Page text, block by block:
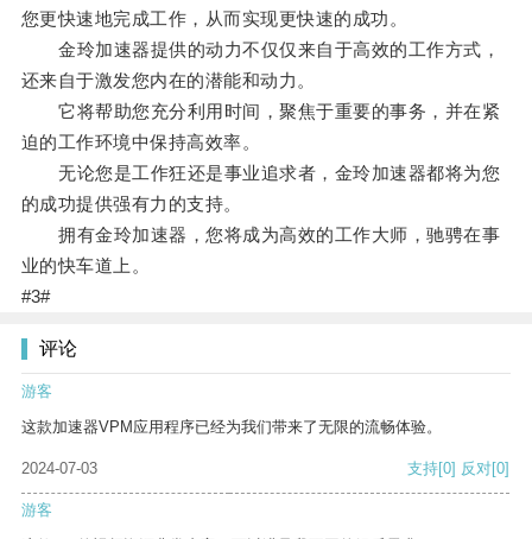
您更快速地完成工作，从而实现更快速的成功。
金玲加速器提供的动力不仅仅来自于高效的工作方式，
还来自于激发您内在的潜能和动力。
它将帮助您充分利用时间，聚焦于重要的事务，并在紧
迫的工作环境中保持高效率。
无论您是工作狂还是事业追求者，金玲加速器都将为您
的成功提供强有力的支持。
拥有金玲加速器，您将成为高效的工作大师，驰骋在事
业的快车道上。
#3#
评论
游客
这款加速器VPM应用程序已经为我们带来了无限的流畅体验。
2024-07-03 支持[0] 反对[0]
游客